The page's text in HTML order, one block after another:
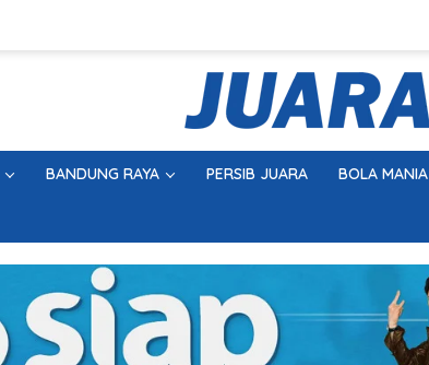
BANDUNG RAYA PERSIB JUARA BOLA MANIA